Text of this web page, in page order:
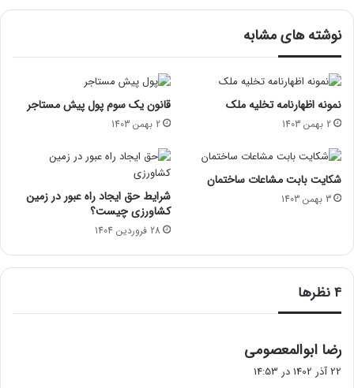
نوشته های مشابه
نمونه اظهارنامه تخلیه ملک
2 بهمن 1403
قانون یک سوم پول پیش مستاجر
2 بهمن 1403
شکایت بابت مشاعات ساختمان
3 بهمن 1403
شرایط حق ایجاد راه عبور در زمین
کشاورزی چیست؟
28 فروردین 1404
‫4 نظرها
رضا ابوالمعصومی
22 آذر 1402 در 14:53